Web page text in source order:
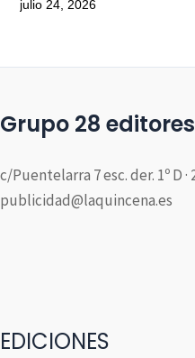
julio 24, 2026
Grupo 28
c/Puentelarra 7 esc. der. 1º D ·
publicidad@laquincena.es
EDICIONES